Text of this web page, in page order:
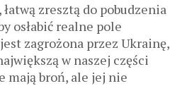
zresztą do pobudzenia
osłabić realne pole
zagrożona przez Ukrainę,
w naszej części
mają broń, ale jej nie